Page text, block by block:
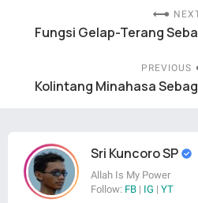
Fungsi Gelap-Terang
PREVIOUS
Kolintang Minahasa
Sri Kuncoro SP
Allah Is My Power
Follow: FB | IG | YT